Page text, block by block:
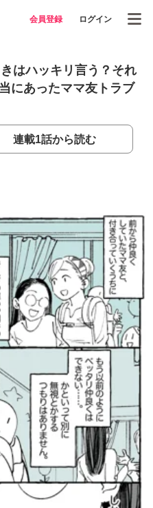
会員登録 ログイン
はハッキリ言う？それ
にあったママ友トラブ
連載1話から読む